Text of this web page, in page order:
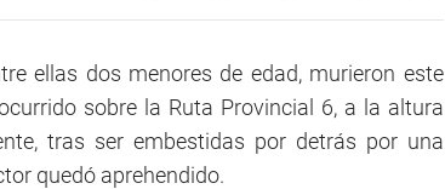
ellas dos menores de edad, murieron este
sobre la Ruta Provincial 6, a la altura
tras ser embestidas por detrás por una
quedó aprehendido.